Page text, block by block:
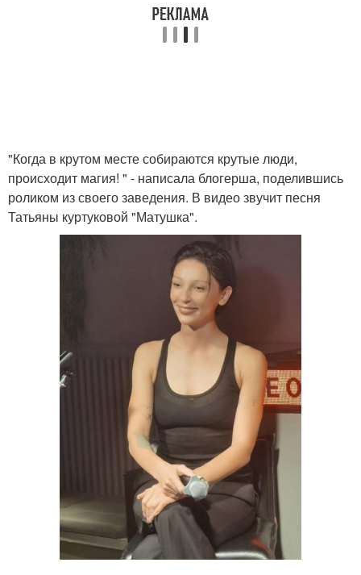
"Когда в крутом месте собираются крутые люди,
происходит магия! " - написала блогерша, поделившись
роликом из своего заведения. В видео звучит песня
Татьяны куртуковой "Матушка".